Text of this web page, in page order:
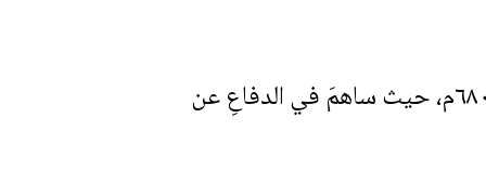
شاركَ القدّيس باربَاتُوس في المجمع المسكوني السادس المنعقد في القسطنطينيّة سنة ٦٨٠م، حيث ساهمَ في الدفاعِ عن